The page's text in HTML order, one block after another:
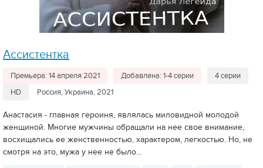
Ассистентка
Премьера: 14 апреля 2021 Добавлена: 1-4 серии
4 серии
HD
Россия, Украина, 2021
Анастасия - главная героиня, являлась миловидной молодой
женщиной. Многие мужчины обращали на нее свое внимание,
восхищались ее женственностью, характером, легкостью. Но, не
смотря на это, мужа у нее не было...